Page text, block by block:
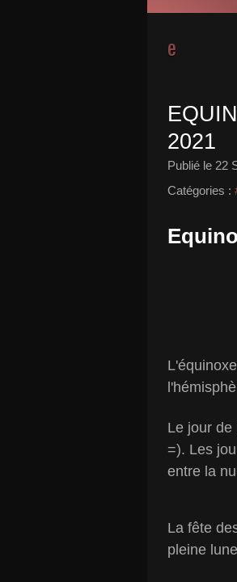
e
2021
Publié le 22
Catégories :
Le jour de
=). Les
entre la
La fête
pleine